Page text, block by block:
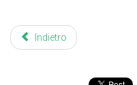
Indietro